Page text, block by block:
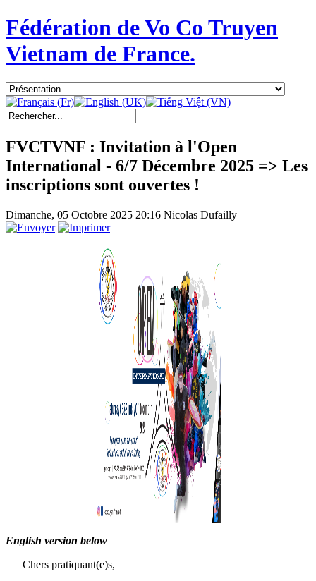
Fédération de Vo Co Truyen
Vietnam de France.
FVCTVNF : Invitation à l'Open
International - 6/7 Décembre 2025 => Les
inscriptions sont ouvertes !
Dimanche, 05 Octobre 2025 20:16 Nicolas Dufailly
English version below
Chers pratiquant(e)s,